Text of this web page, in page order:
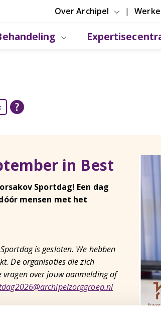
Over Archipel
in Best
Sportdag! Een dag
mensen met het
is gesloten. We hebben
De organisaties die zich
vragen over jouw aanmelding of